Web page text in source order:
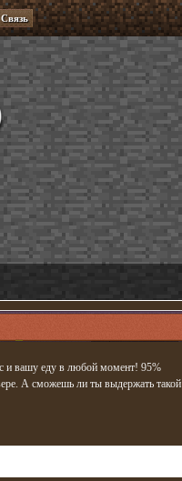
Связь
и вашу еду в любой момент! 95%
А сможешь ли ты выдержать такой